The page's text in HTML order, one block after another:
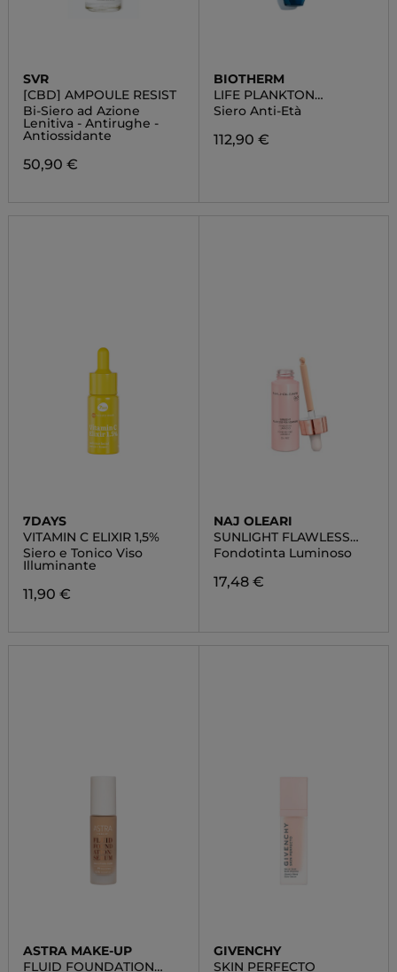
SVR
[CBD] AMPOULE RESIST
Bi-Siero ad Azione
Lenitiva - Antirughe -
Antiossidante
50,90 €
BIOTHERM
LIFE PLANKTON
REGENERATING SERUM
Siero Anti-Età
112,90 €
7DAYS
VITAMIN C ELIXIR 1,5%
Siero e Tonico Viso
Illuminante
11,90 €
NAJ OLEARI
SUNLIGHT FLAWLESS
FOUNDATION
Fondotinta Luminoso
17,48 €
ASTRA MAKE-UP
FLUID FOUNDATION
GIVENCHY
SKIN PERFECTO